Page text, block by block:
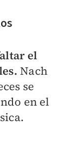
el
Nach
se
en el